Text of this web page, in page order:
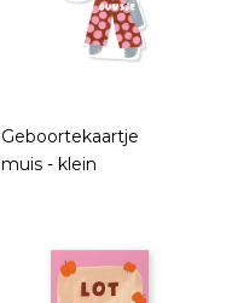
Geboortekaartje
muis - klein